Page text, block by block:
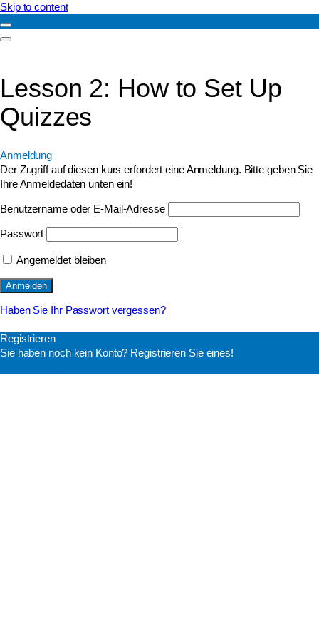
Skip to content
Lesson 2: How to Set Up
Quizzes
Anmeldung
Der Zugriff auf diesen kurs erfordert eine Anmeldung. Bitte geben Sie
Ihre Anmeldedaten unten ein!
Benutzername oder E-Mail-Adresse
Passwort
Angemeldet bleiben
Haben Sie Ihr Passwort vergessen?
Registrieren
Sie haben noch kein Konto? Registrieren Sie eines!